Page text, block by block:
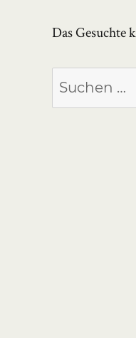
Das
Suchen
nach: